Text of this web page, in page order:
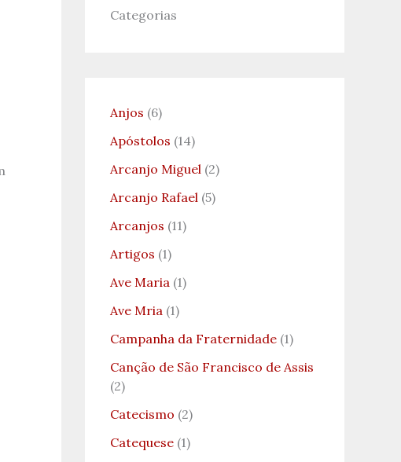
Categorias
Anjos (6)
Apóstolos (14)
Arcanjo Miguel (2)
Arcanjo Rafael (5)
Arcanjos (11)
Artigos (1)
Ave Maria (1)
Ave Mria (1)
Campanha da Fraternidade (1)
Canção de São Francisco de Assis
(2)
Catecismo (2)
Catequese (1)